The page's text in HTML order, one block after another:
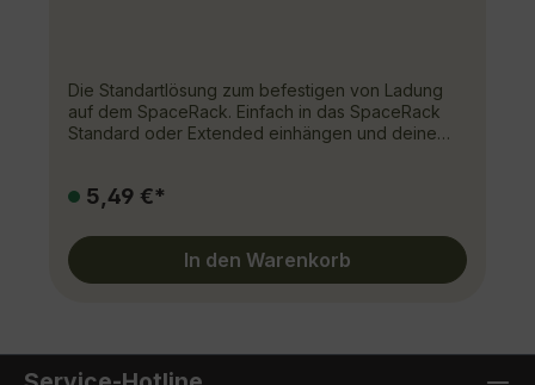
Die Standartlösung zum befestigen von Ladung
auf dem SpaceRack. Einfach in das SpaceRack
Standard oder Extended einhängen und deine
die Ringschrauben als Verzurrpunkte Sinn.
5,49 €*
In den Warenkorb